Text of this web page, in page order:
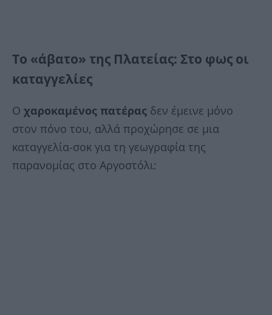
Το «άβατο» της Πλατείας: Στο φως οι
καταγγελίες
Ο χαροκαμένος πατέρας δεν έμεινε μόνο
στον πόνο του, αλλά προχώρησε σε μια
καταγγελία-σοκ για τη γεωγραφία της
παρανομίας στο Αργοστόλι: